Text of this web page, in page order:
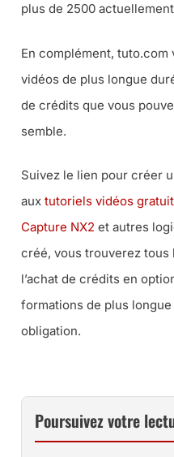
plus de 2500
En complément,
vidéos de plus longue
de crédits que vous
semble.
Suivez le lien pour créer
aux tutoriels vidéos
Capture NX2 et autres
créé, vous trouverez
l’achat de crédits en
formations de plus longue
obligation.
Poursuivez votre